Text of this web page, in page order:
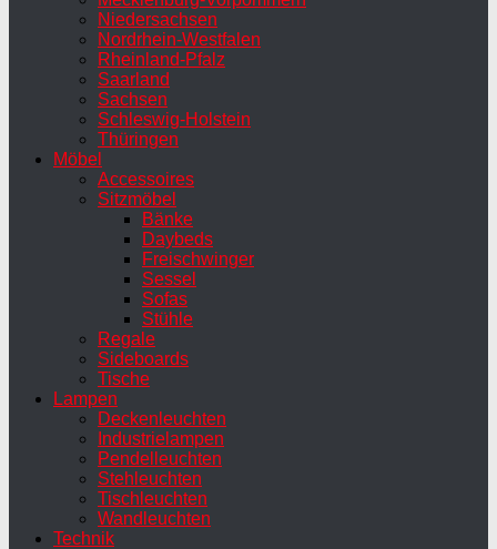
Niedersachsen
Nordrhein-Westfalen
Rheinland-Pfalz
Saarland
Sachsen
Schleswig-Holstein
Thüringen
Möbel
Accessoires
Sitzmöbel
Bänke
Daybeds
Freischwinger
Sessel
Sofas
Stühle
Regale
Sideboards
Tische
Lampen
Deckenleuchten
Industrielampen
Pendelleuchten
Stehleuchten
Tischleuchten
Wandleuchten
Technik